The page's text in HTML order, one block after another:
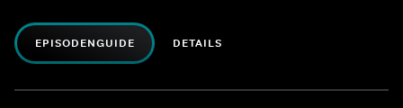
EPISODENGUIDE DETAILS